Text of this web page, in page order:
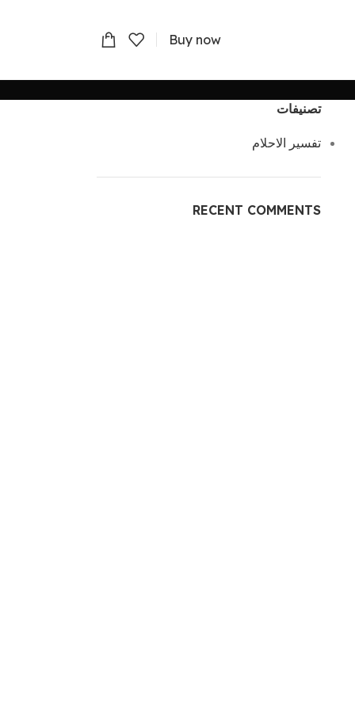
Buy now
تصنيفات
تفسير الاحلام
RECENT COMMENTS